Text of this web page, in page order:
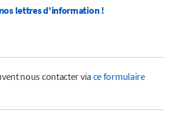
lettres d'information !
nous contacter via ce formulaire